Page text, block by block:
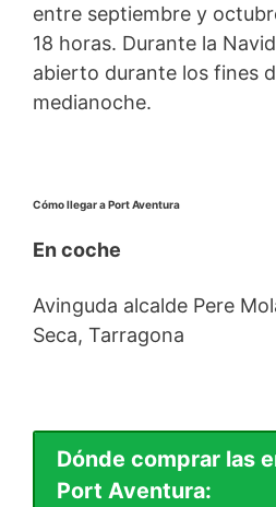
entre septiembre y
18 horas. Durante la
abierto durante los fines
medianoche.
Cómo llegar a Port Aventura
En coche
Avinguda alcalde Pere
Seca, Tarragona
Dónde comprar las
Port Aventura: